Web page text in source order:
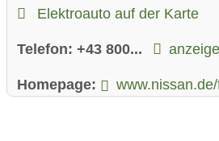
Elektroauto auf der Karte
Telefon: +43 800...
Homepage: www.nissan.de/